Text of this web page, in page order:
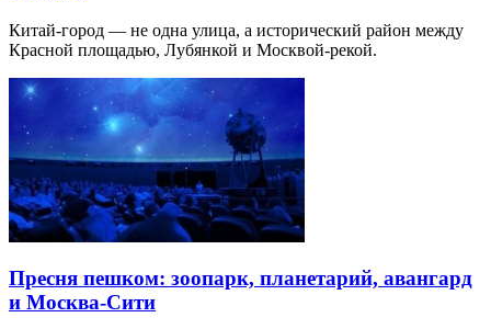
Китай-город — не одна улица, а исторический район между
Красной площадью, Лубянкой и Москвой-рекой.
Пресня пешком: зоопарк, планетарий, авангард
и Москва-Сити